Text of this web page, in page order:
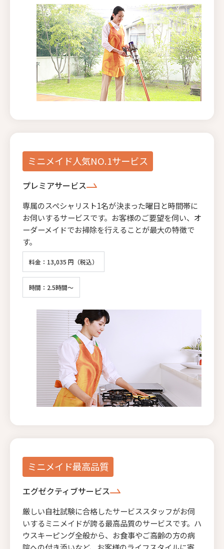
ミニメイド人気NO.1サービス
プレミアサービス
専属のスペシャリスト1名が決まった曜日と時間帯に
お伺いするサービスです。お客様のご要望を伺い、オ
ーダーメイドでお掃除を行えることが最大の特徴で
す。
料金：13,035 円（税込）
時間：2.5時間～
ミニメイド最高品質
エグゼクティブサービス
厳しい自社試験に合格したサービススタッフがお伺
いするミニメイドが誇る最高品質のサービスです。ハ
ウスキーピング全般から、お食事やご高齢の方の病